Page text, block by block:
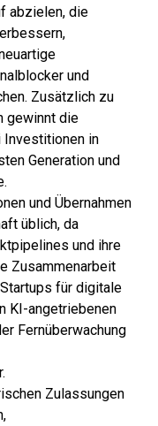
abzielen, die
und
Zusätzlich zu
gewinnt die
Investitionen in
Generation und
und Übernahmen
üblich, da
und ihre
Zusammenarbeit
für digitale
KI-angetriebenen
Fernüberwachung
Zulassungen